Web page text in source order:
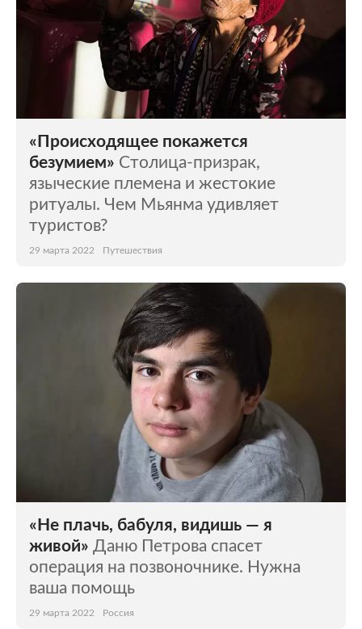
«Происходящее покажется
безумием» Столица-призрак,
языческие племена и жестокие
ритуалы. Чем Мьянма удивляет
туристов?
29 марта 2022 Путешествия
«Не плачь, бабуля, видишь — я
живой» Даню Петрова спасет
операция на позвоночнике. Нужна
ваша помощь
29 марта 2022 Россия